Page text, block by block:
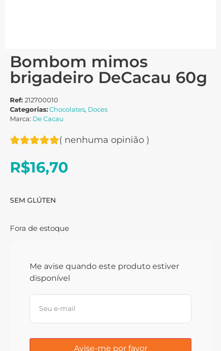
Bombom mimos
brigadeiro DeCacau 60g
Ref: 212700010
Categorias:Chocolates, Doces
Marca: De Cacau
( nenhuma opinião )
R$16,70
SEM GLÚTEN
Fora de estoque
Me avise quando este produto estiver
disponível